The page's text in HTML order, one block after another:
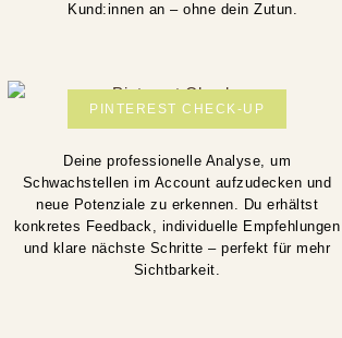
Kund:innen an – ohne dein Zutun.
PINTEREST CHECK-UP
Deine professionelle Analyse, um
Schwachstellen im Account aufzudecken und
neue Potenziale zu erkennen. Du erhältst
konkretes Feedback, individuelle Empfehlungen
und klare nächste Schritte – perfekt für mehr
Sichtbarkeit.